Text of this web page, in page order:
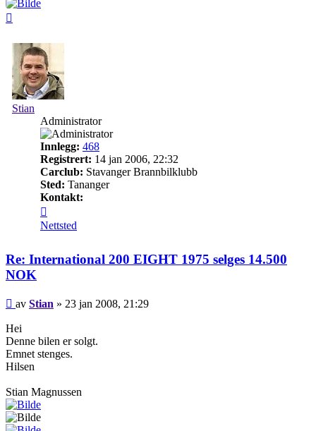
Stian
Administrator
Innlegg: 468
Registrert: 14 jan 2006, 22:32
Carclub: Stavanger Brannbilklubb
Sted: Tananger
Kontakt:
Stian
Nettsted
Re: International 200 EIGHT 1975 selges 14.500
NOK
Legg
av Stian » 23 jan 2008, 21:29
Hei
Denne bilen er solgt.
Emnet stenges.
Hilsen
Stian Magnussen